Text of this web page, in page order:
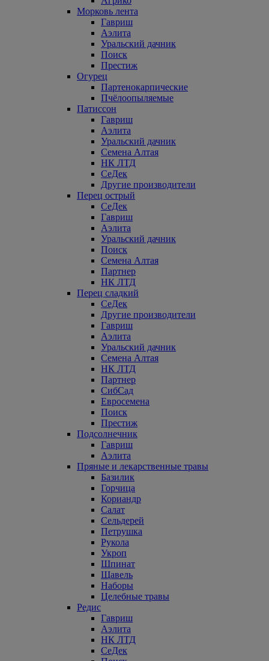
Морковь лента
Гавриш
Аэлита
Уральский дачник
Поиск
Престиж
Огурец
Партенокарпические
Пчёлоопыляемые
Патиссон
Гавриш
Аэлита
Уральский дачник
Семена Алтая
НК ЛТД
СеДек
Другие производители
Перец острый
СеДек
Гавриш
Аэлита
Уральский дачник
Поиск
Семена Алтая
Партнер
НК ЛТД
Перец сладкий
СеДек
Другие производители
Гавриш
Аэлита
Уральский дачник
Семена Алтая
НК ЛТД
Партнер
СибСад
Евросемена
Поиск
Престиж
Подсолнечник
Гавриш
Аэлита
Пряные и лекарственные травы
Базилик
Горчица
Кориандр
Салат
Сельдерей
Петрушка
Рукола
Укроп
Шпинат
Щавель
Наборы
Целебные травы
Редис
Гавриш
Аэлита
НК ЛТД
СеДек